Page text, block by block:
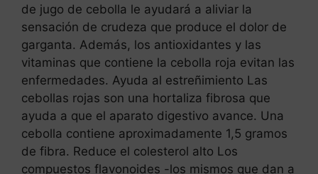
de jugo de cebolla le ayudará a aliviar la
sensación de crudeza que produce el dolor de
garganta. Además, los antioxidantes y las
vitaminas que contiene la cebolla roja evitan las
enfermedades. Ayuda al estreñimiento Las
cebollas rojas son una hortaliza fibrosa que
ayuda a que el aparato digestivo avance. Una
cebolla contiene aproximadamente 1,5 gramos
de fibra. Reduce el colesterol alto Los
compuestos flavonoides -los mismos que dan a